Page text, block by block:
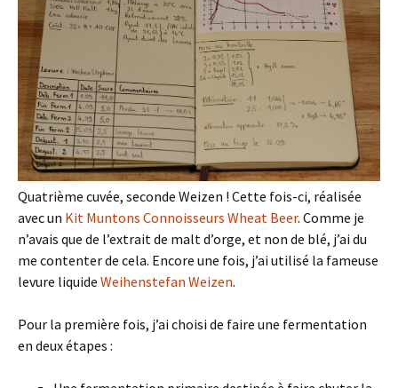
Quatrième cuvée, seconde Weizen ! Cette fois-ci, réalisée
avec un Kit Muntons Connoisseurs Wheat Beer. Comme je
n’avais que de l’extrait de malt d’orge, et non de blé, j’ai du
me contenter de cela. Encore une fois, j’ai utilisé la fameuse
levure liquide Weihenstefan Weizen.
Pour la première fois, j’ai choisi de faire une fermentation
en deux étapes :